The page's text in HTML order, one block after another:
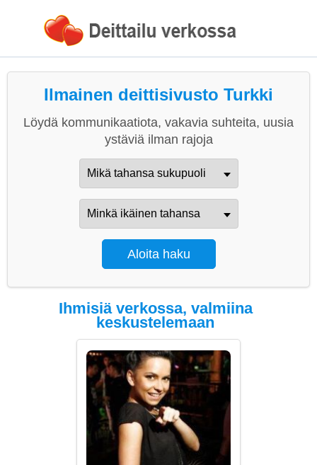
Ilmainen deittisivusto Turkki
Löydä kommunikaatiota, vakavia suhteita, uusia
ystäviä ilman rajoja
Ihmisiä verkossa, valmiina
keskustelemaan